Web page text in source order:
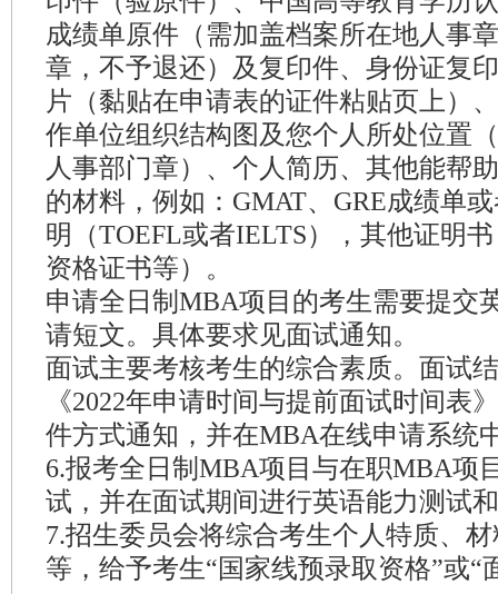
成绩单原件（需加盖档案所在地人事
章，不予退还）及复印件、身份证复
片（黏贴在申请表的证件粘贴页上）
作单位组织结构图及您个人所处位置
人事部门章）、个人简历、其他能帮
的材料，例如：GMAT、GRE成绩单
明（TOEFL或者IELTS），其他证明
资格证书等）。
申请全日制MBA项目的考生需要提交
请短文。具体要求见面试通知。
面试主要考核考生的综合素质。面试
《2022年申请时间与提前面试时间表
件方式通知，并在MBA在线申请系统
6.报考全日制MBA项目与在职MBA项
试，并在面试期间进行英语能力测试
7.招生委员会将综合考生个人特质、
等，给予考生“国家线预录取资格”或“